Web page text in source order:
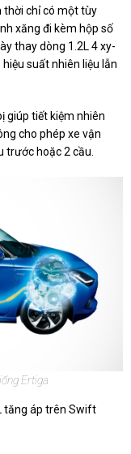
thời chỉ có một tùy
xăng đi kèm hộp số
thay dòng 1.2L 4 xy-
suất nhiên liệu lẫn
giúp tiết kiệm nhiên
cho phép xe vận
trước hoặc 2 cầu.
Ertiga
tăng áp trên Swift